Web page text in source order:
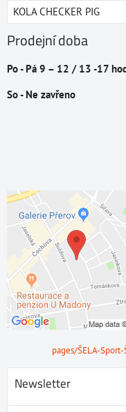
KOLA CHECKER PIG
Prodejní doba
Po - Pá 9 – 12 / 13 -17
So - Ne zavřeno
pages/ŠELA-
Newsletter
Odebírat naše novinky: